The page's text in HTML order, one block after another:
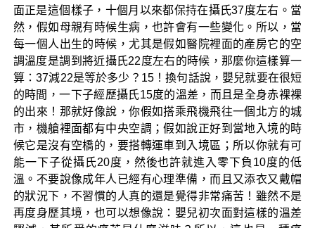
面正是這個樣子，十個月以來都保持在攝氏37度左右。當
然，假如母親有時候生病，也許會有一些變化。所以，當
每一個人出生的時候，尤其是假如醫院裡面的產房它的空
調溫度是調到將近攝氏22度左右的時候，那麼你這樣算一
算：37減22是等於多少？15！換句話說，嬰兒就要在很短
的時間，一下子經歷攝氏15度的溫差，而且是全身赤裸裸
的出來！那就好像說，你假如搭乘飛機飛往一個北方的城
市，機艙裡面都有中央空調；假如說正好到當地入境的時
候它是沒有空橋的，要搭轉運車到入境區；所以你就有可
能一下子從攝氏20度，然後也許就進入零下負10度的低
溫。不要說像成年人已經有心理準備，而且又添衣又戴帽
的狀況下，不習慣的人真的還是覺得非常痛苦！雖然不是
再度身歷其境，也可以想像說：嬰兒初次面對這樣的溫差